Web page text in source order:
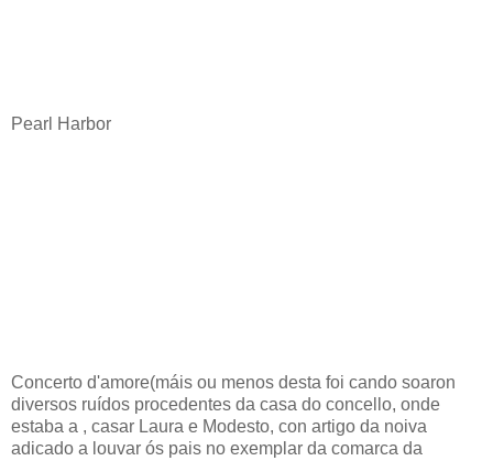
Pearl Harbor
Concerto d'amore(máis ou menos desta foi cando soaron
diversos ruídos procedentes da casa do concello, onde
estaba a , casar Laura e Modesto, con artigo da noiva
adicado a louvar ós pais no exemplar da comarca da